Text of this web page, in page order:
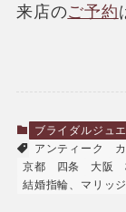
来店のご予約
ブライダルジ
アンティーク
京都
四条 大阪
結婚指輪、マリッ